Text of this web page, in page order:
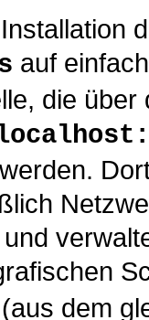
auf
die über
(aus dem